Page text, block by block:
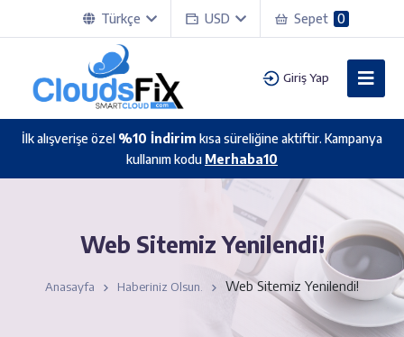
Türkçe USD Sepet 0
Giriş Yap
İlk alışverişe özel %10 İndirim kısa süreliğine aktiftir. Kampanya
kullanım kodu Merhaba10
Web Sitemiz Yenilendi!
Anasayfa Haberiniz Olsun. Web Sitemiz Yenilendi!